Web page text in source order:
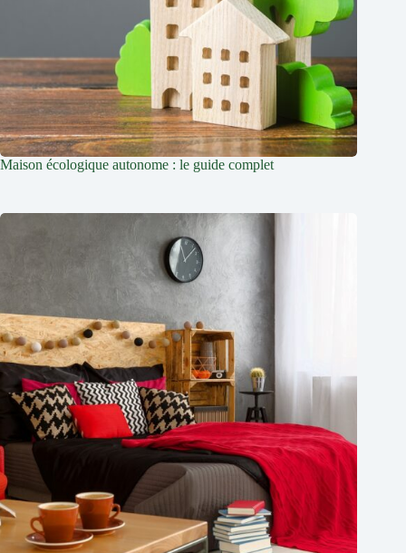
Maison écologique autonome : le guide complet